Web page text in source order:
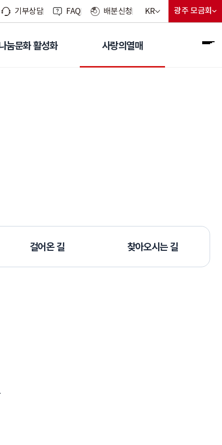
기부상담 FAQ 배분신청 언어 선택 메뉴 열기
현재 선택된 언어
KR 지회 선
현재 선
광주 모금회
눔문화 활성화 사랑의열매
걸어온 길 찾아오시는 길